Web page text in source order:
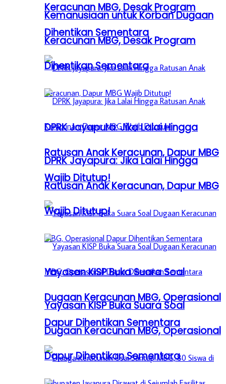
Keracunan MBG, Desak Program
Dihentikan Sementara
DPRK Jayapura: Jika Lalai Hingga
Ratusan Anak Keracunan, Dapur MBG
Wajib Ditutup!
Yayasan KISP Buka Suara Soal
Dugaan Keracunan MBG, Operasional
Dapur Dihentikan Sementara
Kemanusiaan untuk Korban Dugaan
Keracunan MBG, Desak Program
Dihentikan Sementara
DPRK Jayapura: Jika Lalai Hingga
Ratusan Anak Keracunan, Dapur MBG
Wajib Ditutup!
Yayasan KISP Buka Suara Soal
Dugaan Keracunan MBG, Operasional
Dapur Dihentikan Sementara